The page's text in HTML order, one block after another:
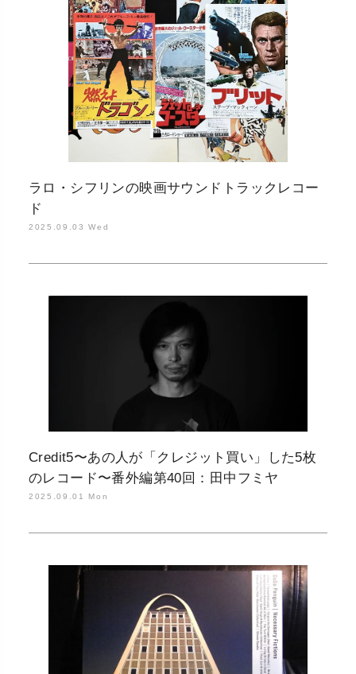
ラロ・シフリンの映画サウンドトラックレコー
ド
2025.09.03 Wed
Credit5〜あの人が「クレジット買い」した5枚
のレコード〜番外編第40回：田中フミヤ
2025.09.01 Mon